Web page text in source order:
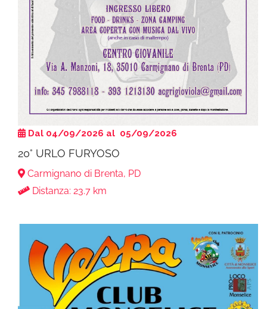
Dal 04/09/2026 al 05/09/2026
20° URLO FURYOSO
Carmignano di Brenta, PD
Distanza: 23.7 km